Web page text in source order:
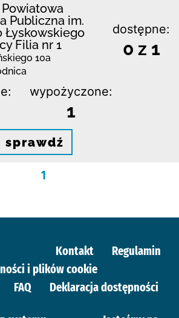
Publiczna im.
Łyskowskiego
Filia nr 1
10a
dostępne:
0 z 1
wypożyczone:
1
sprawdź
1
Kontakt
Regulamin
i plików cookie
FAQ Deklaracja dostępności